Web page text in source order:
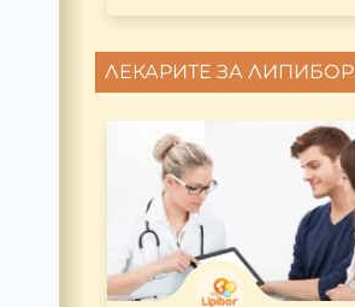
ЛЕКАРИТЕ ЗА ЛИПИБОР